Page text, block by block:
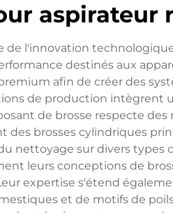
aspirateur
de l'innovation
destinés aux
afin de créer des
de production intègrent
de brosse respecte
brosses cylindriques
nettoyage sur divers types
leurs conceptions de
expertise s'étend
et de motifs de